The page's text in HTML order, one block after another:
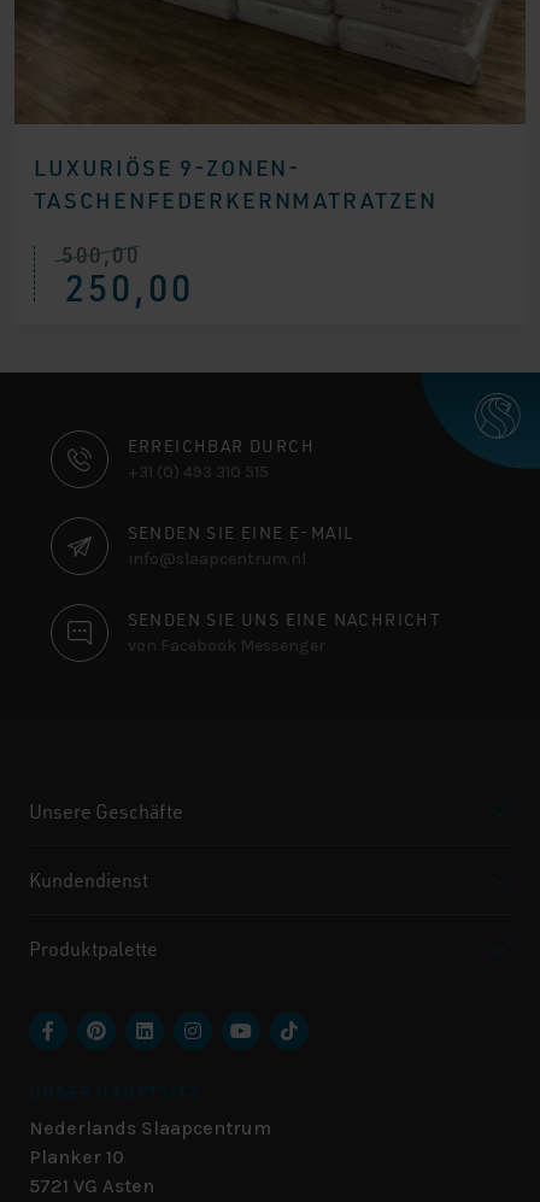
LUXURIÖSE 9-ZONEN-
TASCHENFEDERKERNMATRATZEN
500,00
Ursprünglicher
Preis
war:
250,00
Aktueller
Preis
ist:
KONTAKTINFORMATIONEN
ERREICHBAR DURCH
+31 (0) 493 310 515
SENDEN SIE EINE E-MAIL
info@slaapcentrum.nl
SENDEN SIE UNS EINE NACHRICHT
von Facebook Messenger
Unsere Geschäfte
Kundendienst
Produktpalette
Nederlands Slaapcentrum
Planker 10
5721 VG Asten